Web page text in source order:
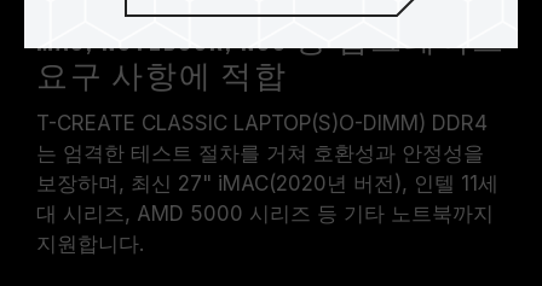
MAC, Notebook, NUC 등 업그레이드
요구 사항에 적합
T-CREATE CLASSIC LAPTOP(S)O-DIMM) DDR4
는 엄격한 테스트 절차를 거쳐 호환성과 안정성을
보장하며, 최신 27" iMAC(2020년 버전), 인텔 11세
대 시리즈, AMD 5000 시리즈 등 기타 노트북까지
지원합니다.